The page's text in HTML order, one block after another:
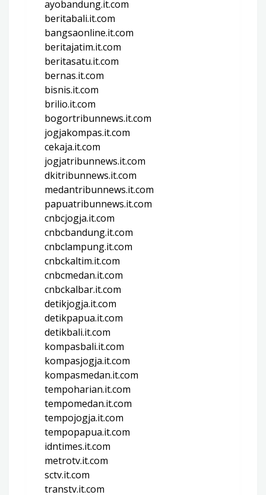
ayobandung.it.com
beritabali.it.com
bangsaonline.it.com
beritajatim.it.com
beritasatu.it.com
bernas.it.com
bisnis.it.com
brilio.it.com
bogortribunnews.it.com
jogjakompas.it.com
cekaja.it.com
jogjatribunnews.it.com
dkitribunnews.it.com
medantribunnews.it.com
papuatribunnews.it.com
cnbcjogja.it.com
cnbcbandung.it.com
cnbclampung.it.com
cnbckaltim.it.com
cnbcmedan.it.com
cnbckalbar.it.com
detikjogja.it.com
detikpapua.it.com
detikbali.it.com
kompasbali.it.com
kompasjogja.it.com
kompasmedan.it.com
tempoharian.it.com
tempomedan.it.com
tempojogja.it.com
tempopapua.it.com
idntimes.it.com
metrotv.it.com
sctv.it.com
transtv.it.com